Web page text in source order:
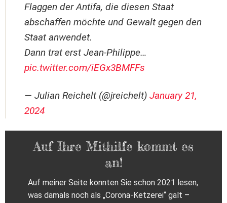
Flaggen der Antifa, die diesen Staat
abschaffen möchte und Gewalt gegen den
Staat anwendet.
Dann trat erst Jean-Philippe…
pic.twitter.com/iEGx3BMFFs
— Julian Reichelt (@jreichelt) January 21,
2024
Auf Ihre Mithilfe kommt es
an!
Auf meiner Seite konnten Sie schon 2021 lesen,
was damals noch als „Corona-Ketzerei“ galt –